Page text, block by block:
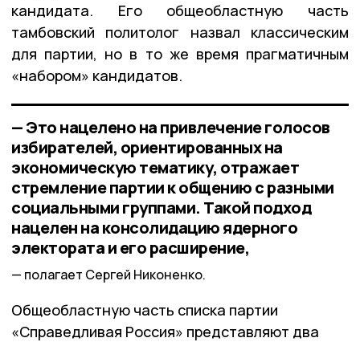
кандидата. Его общеобластную часть
тамбовский политолог назвал классическим
для партии, но в то же время прагматичным
«набором» кандидатов.
— Это нацелено на привлечение голосов
избирателей, ориентированных на
экономическую тематику, отражает
стремление партии к общению с разными
социальными группами. Такой подход
нацелен на консолидацию ядерного
электората и его расширение,
полагает Сергей Никоненко.
Общеобластную часть списка партии
«Справедливая Россия» представляют два